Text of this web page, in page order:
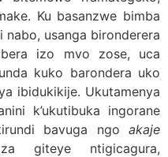
Ku basanzwe bimba
nabo, usanga bironderera
izo mvo zose, uca
kuko barondera uko
ibidukikije. Ukutamenya
k’ukutibuka ingorane
bavuga ngo akaje
giteye ntigicagura,